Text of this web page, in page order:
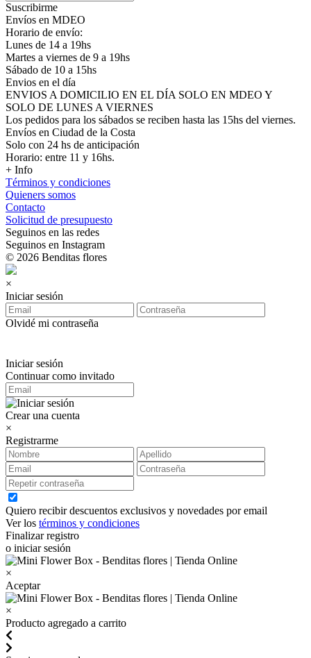
Suscribirme
Envíos en MDEO
Horario de envío:
Lunes de 14 a 19hs
Martes a viernes de 9 a 19hs
Sábado de 10 a 15hs
Envios en el día
ENVIOS A DOMICILIO EN EL DÍA SOLO EN MDEO Y
SOLO DE LUNES A VIERNES
Los pedidos para los sábados se reciben hasta las 15hs del viernes.
Envíos en Ciudad de la Costa
Solo con 24 hs de anticipación
Horario: entre 11 y 16hs.
+ Info
Términos y condiciones
Quieners somos
Contacto
Solicitud de presupuesto
Seguinos en las redes
Seguinos en Instagram
© 2026 Benditas flores
×
Iniciar sesión
Olvidé mi contraseña
Iniciar sesión
Continuar como invitado
Crear una cuenta
×
Registrarme
Quiero recibir descuentos exclusivos y novedades por email
Ver los términos y condiciones
Finalizar registro
o iniciar sesión
×
Aceptar
×
Producto agregado a carrito